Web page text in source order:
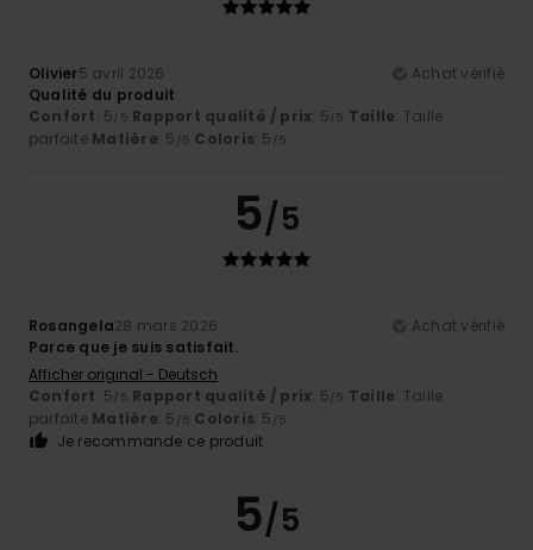
Olivier5 avril 2026
Achat vérifié
Qualité du produit
Confort: 5/5 Rapport qualité / prix: 5/5 Taille: Taille
parfaite Matière: 5 /5 Coloris: 5 /5
5/5
Rosangela28 mars 2026
Achat vérifié
Parce que je suis satisfait.
Afficher original - Deutsch
Confort: 5/5 Rapport qualité / prix: 5/5 Taille: Taille
parfaite Matière: 5 /5 Coloris: 5 /5
Je recommande ce produit
5/5